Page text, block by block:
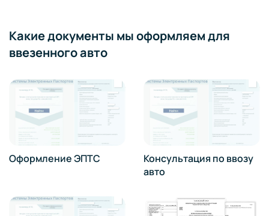
Какие документы мы оформляем для
ввезенного авто
Оформление ЭПТС
Консультация по ввозу
авто